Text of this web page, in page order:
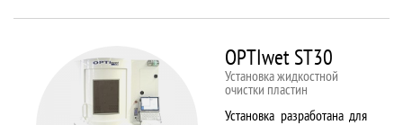
OPTIwet ST30
Установка жидкостной
очистки пластин
Установка разработана для